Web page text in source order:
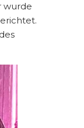
wurde